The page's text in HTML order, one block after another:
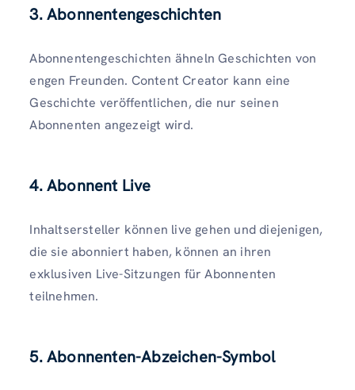
3. Abonnentengeschichten
Abonnentengeschichten ähneln Geschichten von
engen Freunden. Content Creator kann eine
Geschichte veröffentlichen, die nur seinen
Abonnenten angezeigt wird.
4. Abonnent Live
Inhaltsersteller können live gehen und diejenigen,
die sie abonniert haben, können an ihren
exklusiven Live-Sitzungen für Abonnenten
teilnehmen.
5. Abonnenten-Abzeichen-Symbol